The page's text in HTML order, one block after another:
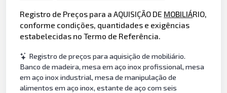
Registro de Preços para a AQUISIÇÃO DE MOBILIÁRIO,
conforme condições, quantidades e exigências
estabelecidas no Termo de Referência.
Registro de preços para aquisição de mobiliário.
Banco de madeira, mesa em aço inox profissional, mesa
em aço inox industrial, mesa de manipulação de
alimentos em aço inox, estante de aço com seis